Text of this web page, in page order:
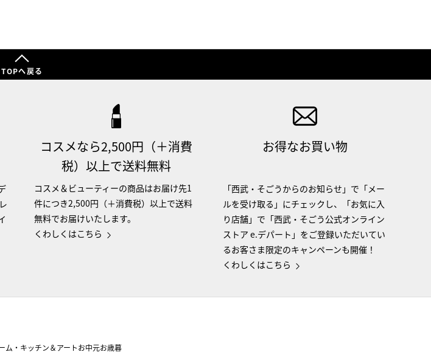
TOPへ戻る
コスメなら2,500円（＋消費
税）以上で送料無料
コスメ＆ビューティーの商品はお届け先1
件につき2,500円（＋消費税）以上で送料
無料でお届けいたします。
くわしくはこちら
お得なお買い物
「西武・そごうからのお知らせ」で「メー
ルを受け取る」にチェックし、「お気に入
り店舗」で「西武・そごう公式オンライン
ストア e.デパート」をご登録いただいてい
るお客さま限定のキャンペーンも開催！
くわしくはこちら
ム・キッチン＆アートお中元お歳暮